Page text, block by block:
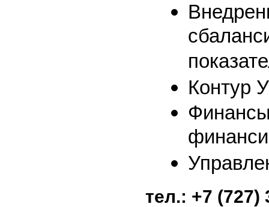
Контур
тел.: +7 (727)